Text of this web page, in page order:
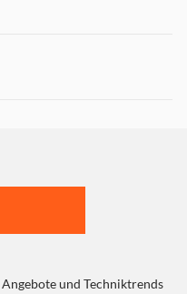
und schützt Ihre
Tools zur
und Techniktrends